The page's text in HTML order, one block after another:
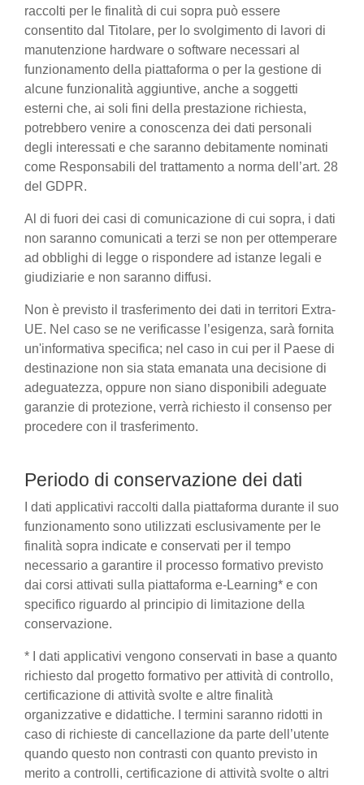
raccolti per le finalità di cui sopra può essere
consentito dal Titolare, per lo svolgimento di lavori di
manutenzione hardware o software necessari al
funzionamento della piattaforma o per la gestione di
alcune funzionalità aggiuntive, anche a soggetti
esterni che, ai soli fini della prestazione richiesta,
potrebbero venire a conoscenza dei dati personali
degli interessati e che saranno debitamente nominati
come Responsabili del trattamento a norma dell’art. 28
del GDPR.
Al di fuori dei casi di comunicazione di cui sopra, i dati
non saranno comunicati a terzi se non per ottemperare
ad obblighi di legge o rispondere ad istanze legali e
giudiziarie e non saranno diffusi.
Non è previsto il trasferimento dei dati in territori Extra-
UE. Nel caso se ne verificasse l’esigenza, sarà fornita
un'informativa specifica; nel caso in cui per il Paese di
destinazione non sia stata emanata una decisione di
adeguatezza, oppure non siano disponibili adeguate
garanzie di protezione, verrà richiesto il consenso per
procedere con il trasferimento.
Periodo di conservazione dei dati
I dati applicativi raccolti dalla piattaforma durante il suo
funzionamento sono utilizzati esclusivamente per le
finalità sopra indicate e conservati per il tempo
necessario a garantire il processo formativo previsto
dai corsi attivati sulla piattaforma e-Learning* e con
specifico riguardo al principio di limitazione della
conservazione.
* I dati applicativi vengono conservati in base a quanto
richiesto dal progetto formativo per attività di controllo,
certificazione di attività svolte e altre finalità
organizzative e didattiche. I termini saranno ridotti in
caso di richieste di cancellazione da parte dell’utente
quando questo non contrasti con quanto previsto in
merito a controlli, certificazione di attività svolte o altri